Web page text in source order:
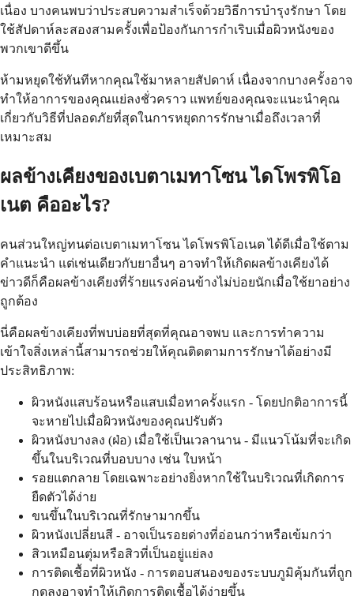
เนื่อง บางคนพบว่าประสบความสำเร็จด้วยวิธีการบำรุงรักษา โดย
ใช้สัปดาห์ละสองสามครั้งเพื่อป้องกันการกำเริบเมื่อผิวหนังของ
พวกเขาดีขึ้น
ห้ามหยุดใช้ทันทีหากคุณใช้มาหลายสัปดาห์ เนื่องจากบางครั้งอาจ
ทำให้อาการของคุณแย่ลงชั่วคราว แพทย์ของคุณจะแนะนำคุณ
เกี่ยวกับวิธีที่ปลอดภัยที่สุดในการหยุดการรักษาเมื่อถึงเวลาที่
เหมาะสม
ผลข้างเคียงของเบตาเมทาโซน ไดโพรพิโอ
เนต คืออะไร?
คนส่วนใหญ่ทนต่อเบตาเมทาโซน ไดโพรพิโอเนต ได้ดีเมื่อใช้ตาม
คำแนะนำ แต่เช่นเดียวกับยาอื่นๆ อาจทำให้เกิดผลข้างเคียงได้
ข่าวดีก็คือผลข้างเคียงที่ร้ายแรงค่อนข้างไม่บ่อยนักเมื่อใช้ยาอย่าง
ถูกต้อง
นี่คือผลข้างเคียงที่พบบ่อยที่สุดที่คุณอาจพบ และการทำความ
เข้าใจสิ่งเหล่านี้สามารถช่วยให้คุณติดตามการรักษาได้อย่างมี
ประสิทธิภาพ:
ผิวหนังแสบร้อนหรือแสบเมื่อทาครั้งแรก - โดยปกติอาการนี้
จะหายไปเมื่อผิวหนังของคุณปรับตัว
ผิวหนังบางลง (ฝ่อ) เมื่อใช้เป็นเวลานาน - มีแนวโน้มที่จะเกิด
ขึ้นในบริเวณที่บอบบาง เช่น ใบหน้า
รอยแตกลาย โดยเฉพาะอย่างยิ่งหากใช้ในบริเวณที่เกิดการ
ยืดตัวได้ง่าย
ขนขึ้นในบริเวณที่รักษามากขึ้น
ผิวหนังเปลี่ยนสี - อาจเป็นรอยด่างที่อ่อนกว่าหรือเข้มกว่า
สิวเหมือนตุ่มหรือสิวที่เป็นอยู่แย่ลง
การติดเชื้อที่ผิวหนัง - การตอบสนองของระบบภูมิคุ้มกันที่ถูก
กดลงอาจทำให้เกิดการติดเชื้อได้ง่ายขึ้น